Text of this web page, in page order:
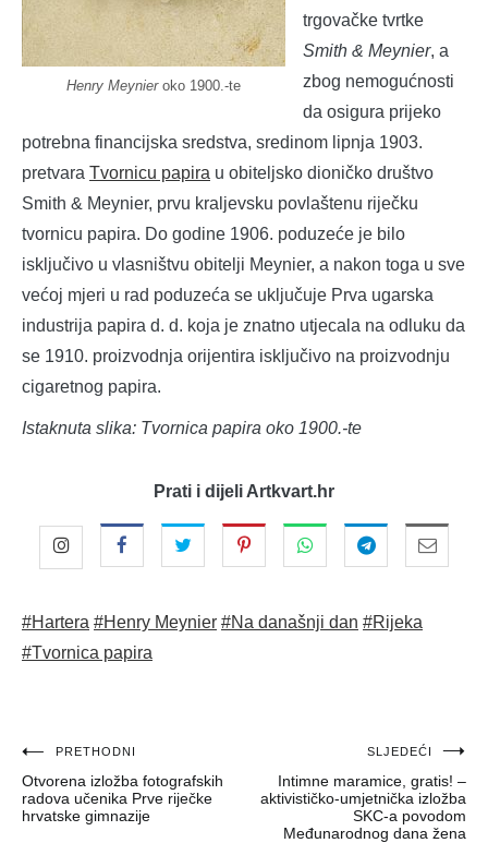
Henry Meynieroko 1900.-te
trgovačke tvrtke
Smith & Meynier, a
zbog nemogućnosti
da osigura prijeko
potrebna financijska sredstva, sredinom lipnja 1903.
pretvara Tvornicu papira u obiteljsko dioničko društvo
Smith & Meynier, prvu kraljevsku povlaštenu riječku
tvornicu papira. Do godine 1906. poduzeće je bilo
isključivo u vlasništvu obitelji Meynier, a nakon toga u sve
većoj mjeri u rad poduzeća se uključuje Prva ugarska
industrija papira d. d. koja je znatno utjecala na odluku da
se 1910. proizvodnja orijentira isključivo na proizvodnju
cigaretnog papira.
Istaknuta slika: Tvornica papira oko 1900.-te
Prati i dijeli Artkvart.hr
#Hartera #Henry Meynier #Na današnji dan #Rijeka
#Tvornica papira
Navigacija
objava
PRETHODNI
Otvorena izložba fotografskih
radova učenika Prve riječke
hrvatske gimnazije
SLJEDEĆI
Intimne maramice, gratis! –
aktivističko-umjetnička izložba
SKC-a povodom
Međunarodnog dana žena